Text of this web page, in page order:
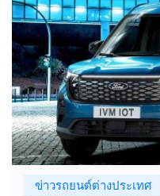
ข่าวรถยนต์ต่างประเทศ